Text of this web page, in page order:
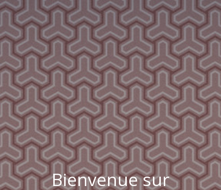
Bienvenue sur